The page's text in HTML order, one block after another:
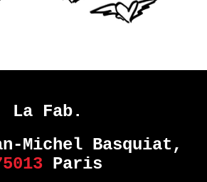
La Fab.
Michel Basquiat,
Paris